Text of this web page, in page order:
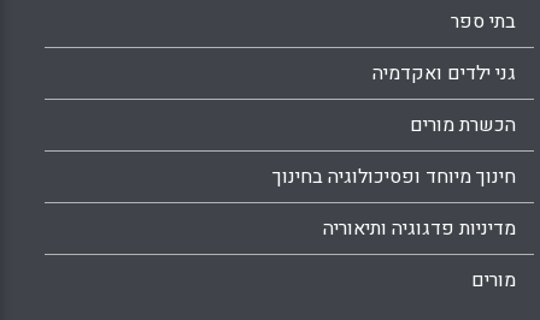
בתי ספר
גני ילדים ואקדמיה
הכשרת מורים
חינוך מיוחד ופסיכולוגיה בחינוך
מדיניות פדגוגיה ותיאוריה
מורים